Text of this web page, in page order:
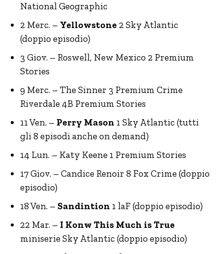
National Geographic
2 Merc. – Yellowstone 2 Sky Atlantic
(doppio episodio)
3 Giov. – Roswell, New Mexico 2 Premium
Stories
9 Merc. – The Sinner 3 Premium Crime
Riverdale 4B Premium Stories
11 Ven. – Perry Mason 1 Sky Atlantic (tutti
gli 8 episodi anche on demand)
14 Lun. – Katy Keene 1 Premium Stories
17 Giov. – Candice Renoir 8 Fox Crime (doppio
episodio)
18 Ven. – Sandintion 1 laF (doppio episodio)
22 Mar. – I Konw This Much is True
miniserie Sky Atlantic (doppio episodio)